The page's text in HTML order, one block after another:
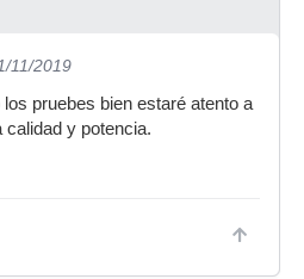
11/2019
pruebes bien estaré atento a
calidad y potencia.